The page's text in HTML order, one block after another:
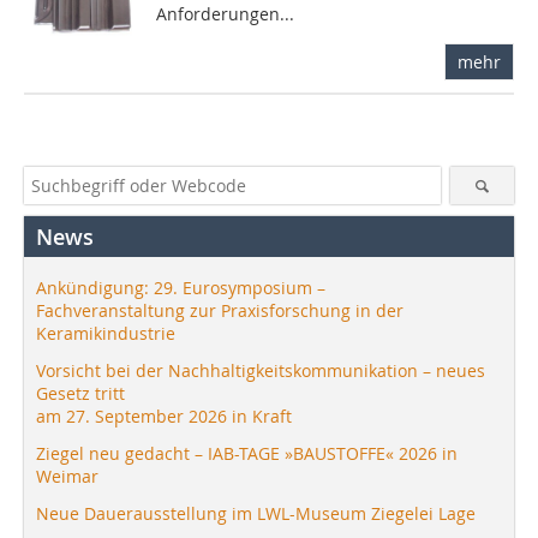
Anforderungen...
mehr
News
Ankündigung: 29. Eurosymposium –
Fachveranstaltung zur Praxisforschung in der
Keramikindustrie
Vorsicht bei der Nachhaltigkeitskommunikation – neues
Gesetz tritt
am 27. September 2026 in Kraft
Ziegel neu gedacht – IAB-TAGE »BAUSTOFFE« 2026 in
Weimar
Neue Dauerausstellung im LWL-Museum Ziegelei Lage